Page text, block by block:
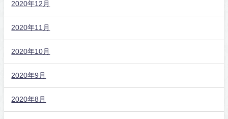
2020年12月
2020年11月
2020年10月
2020年9月
2020年8月